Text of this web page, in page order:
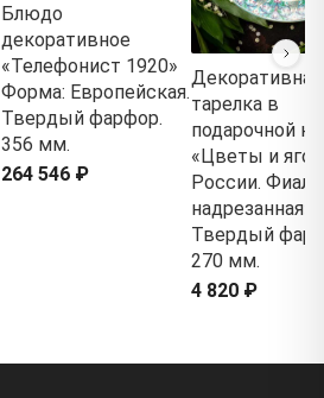
Блюдо
декоративное
«Телефонист 1920»
Форма: Европейская.
Твердый фарфор.
356 мм.
264 546 ₽
Декоративная
тарелка в
подарочной
«Цветы и
России.
надрезанная»
Твердый
270 мм.
4 820 ₽